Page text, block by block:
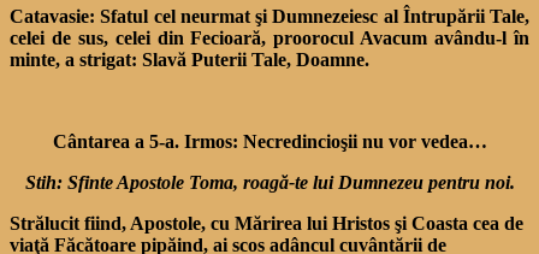
Catavasie:Sfatul cel neurmat şi Dumnezeiesc al Întrupării Tale,
celei de sus, celei din Fecioară, proorocul Avacum avându-l în
minte, a strigat: Slavă Puterii Tale, Doamne.
Cântarea a 5-a. Irmos: Necredincioşii nu vor vedea…
Stih: Sfinte Apostole Toma, roagă-te lui Dumnezeu pentru noi.
Strălucit fiind, Apostole, cu Mărirea lui Hristos şi Coasta cea de
viaţă Făcătoare pipăind, ai scos adâncul cuvân­tării de